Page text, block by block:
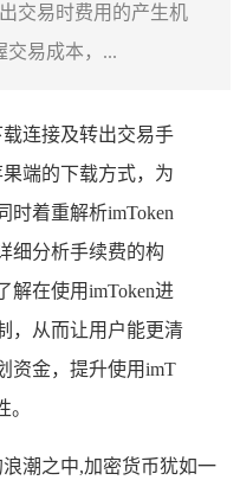
交易时费用的产生机
交易成本，...
连接及转出交易手
端的下载方式，为
时着重解析imToken
细分析手续费的构
解在使用imToken进
，从而让用户能更清
资金，提升使用imT
潮之中,加密货币犹如一